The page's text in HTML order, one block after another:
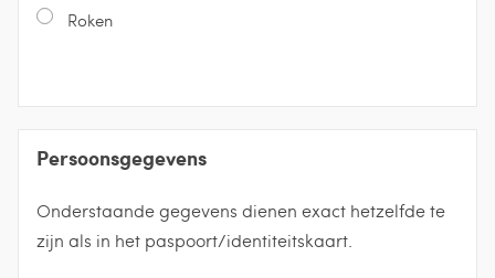
Roken
Persoonsgegevens
Onderstaande gegevens dienen exact hetzelfde te
zijn als in het paspoort/identiteitskaart.